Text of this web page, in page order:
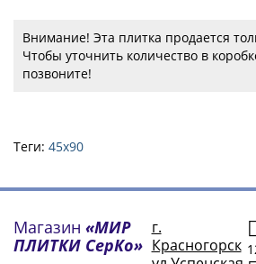
Внимание! Эта плитка продается
Чтобы уточнить количество в
позвоните!
Теги: 45х90
Магазин «МИР
ПЛИТКИ СерКо»
г.
Красногорск